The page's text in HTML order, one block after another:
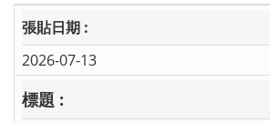
2026-07-13